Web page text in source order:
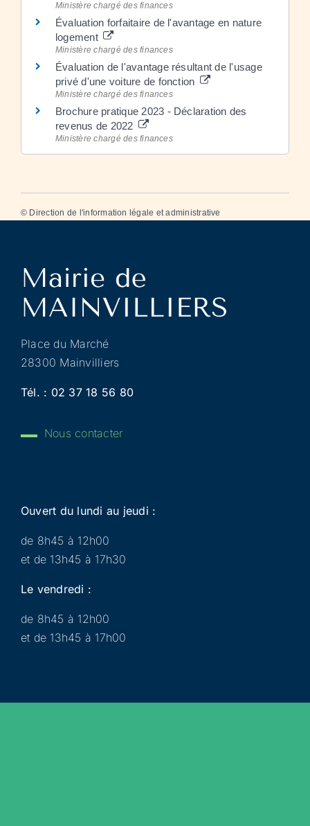
Ministère chargé des finances
Évaluation forfaitaire de l'avantage en nature
logement
Ministère chargé des finances
Évaluation de l'avantage résultant de l'usage
privé d'une voiture de fonction
Ministère chargé des finances
Brochure pratique 2023 - Déclaration des
revenus de 2022
Ministère chargé des finances
© Direction de l'information légale et administrative
Place du Marché
28300 Mainvilliers
Tél. : 02 37 18 56 80
Nous contacter
Ouvert du lundi au jeudi :
de 8h45 à 12h00
et de 13h45 à 17h30
Le vendredi :
de 8h45 à 12h00
et de 13h45 à 17h00